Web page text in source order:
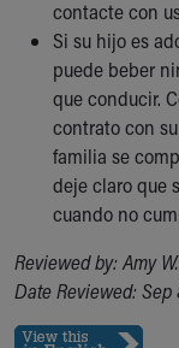
contacte con
Si su hijo es
puede beber
que conducir.
contrato con
familia se
deje claro que
cuando no
Reviewed by: Amy
Date Reviewed: Sep